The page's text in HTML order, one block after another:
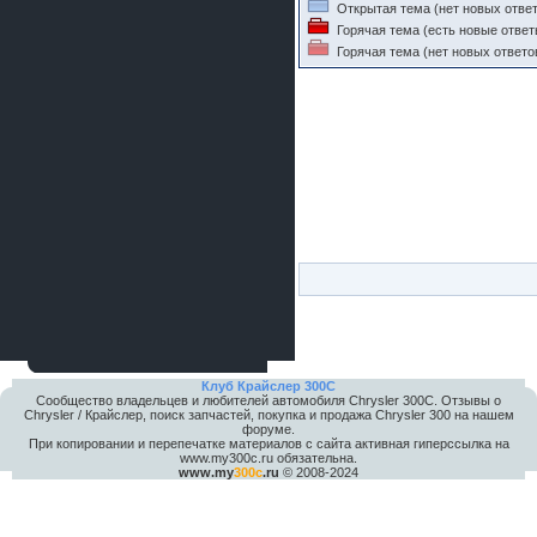
Открытая тема (нет новых
Горячая тема (есть новые
Горячая тема (нет новых
Клуб Крайслер 300C
Сообщество владельцев и любителей автомобиля Chrysler 300С. Отзывы о
Chrysler / Крайслер, поиск запчастей, покупка и продажа Chrysler 300 на нашем
форуме.
При копировании и перепечатке материалов с сайта активная гиперссылка на
www.my300c.ru обязательна.
www.my300c.ru © 2008-2024